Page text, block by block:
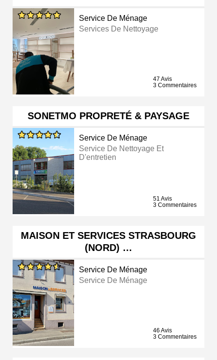
Service De Ménage
Services De Nettoyage
47 Avis
3 Commentaires
SONETMO PROPRETÉ & PAYSAGE
Service De Ménage
Service De Nettoyage Et
D'entretien
51 Avis
3 Commentaires
MAISON ET SERVICES STRASBOURG
(NORD) …
Service De Ménage
Service De Ménage
46 Avis
3 Commentaires